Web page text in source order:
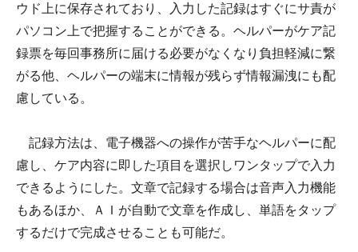
ウド上に保存されており、入力した記録はすぐにサ責が
パソコン上で把握することができる。ヘルパーがケア記
録票を毎回事務所に届ける必要がなくなり負担軽減に繋
がる他、ヘルパーの端末に情報が残らず情報漏洩にも配
慮している。
記録方法は、電子機器への操作が苦手なヘルパーに配
慮し、ケア内容に即した項目を選択しワンタップで入力
できるようにした。文章で記録する場合は音声入力機能
もあるほか、ＡＩが自動で文章を作成し、単語をタップ
するだけで完成させることも可能だ。